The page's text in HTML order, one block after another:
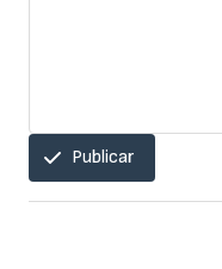
Publicar